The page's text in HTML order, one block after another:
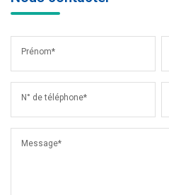
Prénom*
N° de téléphone*
Message*